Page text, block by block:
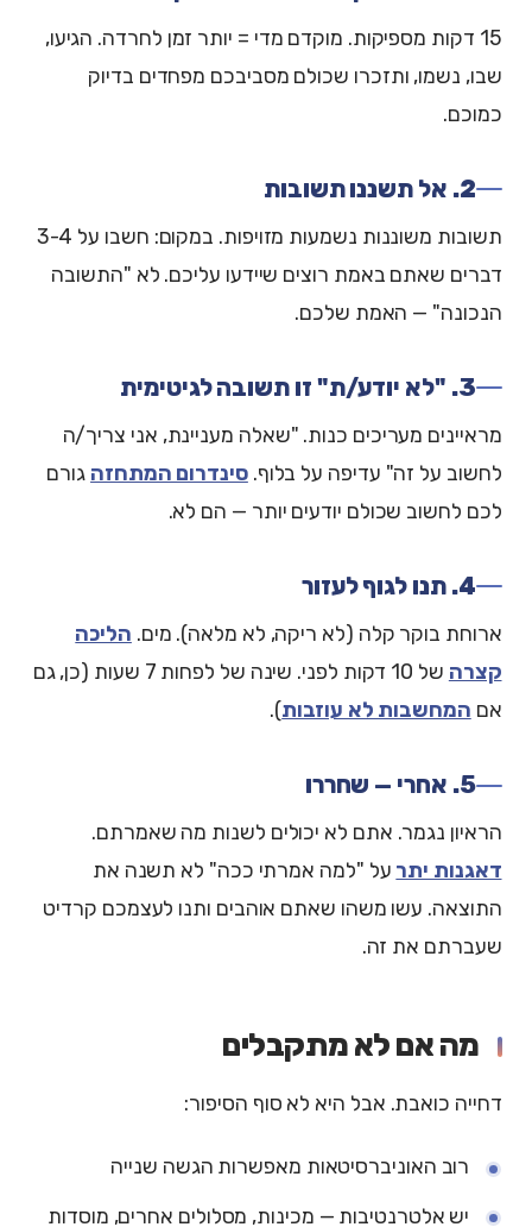
15 דקות מספיקות. מוקדם מדי = יותר זמן לחרדה. הגיעו,
שבו, נשמו, ותזכרו שכולם מסביבכם מפחדים בדיוק
כמוכם.
2. אל תשננו תשובות
תשובות משוננות נשמעות מזויפות. במקום: חשבו על 3-4
דברים שאתם באמת רוצים שיידעו עליכם. לא "התשובה
הנכונה" — האמת שלכם.
3. "לא יודע/ת" זו תשובה לגיטימית
מראיינים מעריכים כנות. "שאלה מעניינת, אני צריך/ה
לחשוב על זה" עדיפה על בלוף.סינדרום המתחזה גורם
לכם לחשוב שכולם יודעים יותר — הם לא.
4. תנו לגוף לעזור
ארוחת בוקר קלה (לא ריקה, לא מלאה). מים. הליכה
קצרה
של 10 דקות לפני. שינה של לפחות 7 שעות (כן, גם
אם המחשבות לא עוזבות).
5. אחרי — שחררו
הראיון נגמר. אתם לא יכולים לשנות מה שאמרתם.
דאגנות יתר על "למה אמרתי ככה" לא תשנה את
התוצאה. עשו משהו שאתם אוהבים ותנו לעצמכם קרדיט
שעברתם את זה.
מה אם לא מתקבלים
דחייה כואבת. אבל היא לא סוף הסיפור:
רוב האוניברסיטאות מאפשרות הגשה שנייה
יש אלטרנטיבות — מכינות, מסלולים אחרים, מוסדות